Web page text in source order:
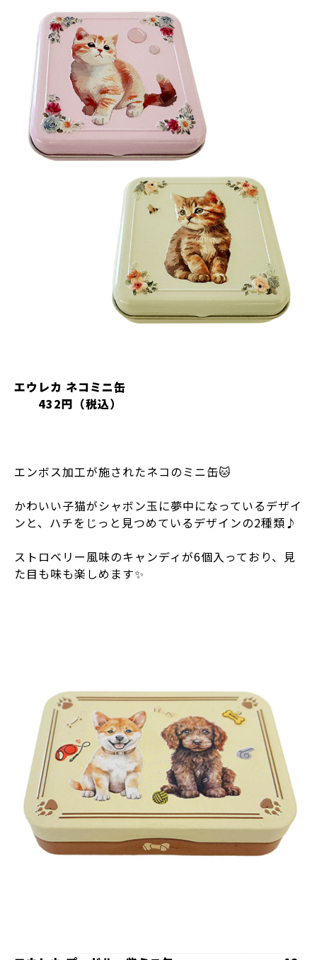
エウレカ ネコミニ缶
432円（税込）
エンボス加工が施されたネコのミニ缶🐱
かわいい子猫がシャボン玉に夢中になっているデザイ
ンと、ハチをじっと見つめているデザインの2種類♪
ストロベリー風味のキャンディが6個入っており、見
た目も味も楽しめます✨